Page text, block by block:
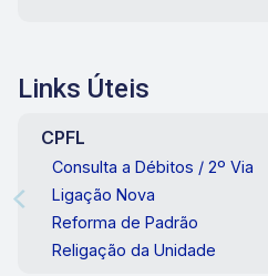
Links Úteis
CPFL
Consulta a Débitos / 2º Via
Ligação Nova
Reforma de Padrão
Religação da Unidade